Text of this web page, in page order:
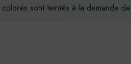
colorés sont teintés à la demande